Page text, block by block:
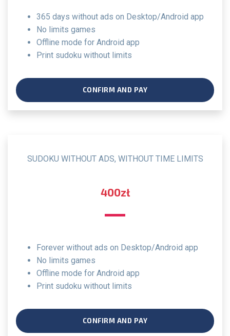
365 days without ads on Desktop/Android app
no limits games
offline mode for Android app
print sudoku without limits
CONFIRM AND PAY
SUDOKU WITHOUT ADS, WITHOUT TIME LIMITS
400zł
Forever without ads on Desktop/Android app
no limits games
offline mode for Android app
print sudoku without limits
CONFIRM AND PAY